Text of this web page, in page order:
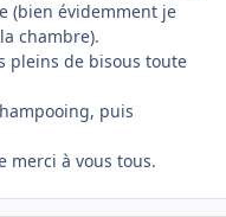
(bien évidemment je
chambre).
pleins de bisous toute
puis
merci à vous tous.